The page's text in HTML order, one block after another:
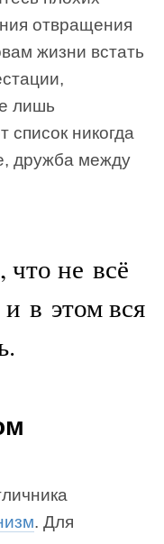
отвращения
жизни встать
лишь
список никогда
дружба между
не всё
в этом вся
. Для